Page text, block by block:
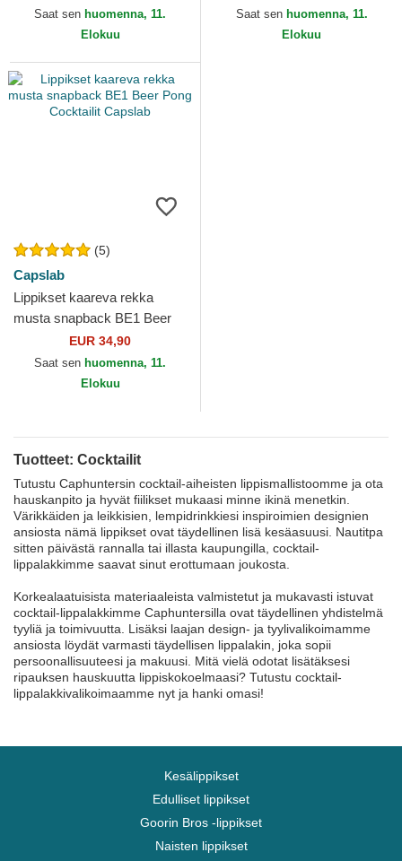
Capslab
Saat sen huomenna, 11.
Elokuu
Saat sen huomenna, 11.
Elokuu
(5)
Capslab
Lippikset kaareva rekka
musta snapback BE1 Beer
Pong Cocktailit Capslab
EUR 34,90
Saat sen huomenna, 11.
Elokuu
Tuotteet: Cocktailit
Tutustu Caphuntersin cocktail-aiheisten lippismallistoomme ja ota
hauskanpito ja hyvät fiilikset mukaasi minne ikinä menetkin.
Värikkäiden ja leikkisien, lempidrinkkiesi inspiroimien designien
ansiosta nämä lippikset ovat täydellinen lisä kesäasuusi. Nautitpa
sitten päivästä rannalla tai illasta kaupungilla, cocktail-
lippalakkimme saavat sinut erottumaan joukosta.
Korkealaatuisista materiaaleista valmistetut ja mukavasti istuvat
cocktail-lippalakkimme Caphuntersilla ovat täydellinen yhdistelmä
tyyliä ja toimivuutta. Lisäksi laajan design- ja tyylivalikoimamme
ansiosta löydät varmasti täydellisen lippalakin, joka sopii
persoonallisuuteesi ja makuusi. Mitä vielä odotat lisätäksesi
ripauksen hauskuutta lippiskokoelmaasi? Tutustu cocktail-
lippalakkivalikoimaamme nyt ja hanki omasi!
Kesälippikset
Edulliset lippikset
Goorin Bros -lippikset
Naisten lippikset